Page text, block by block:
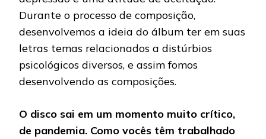
Durante o processo de composição,
desenvolvemos a ideia do álbum ter em suas
letras temas relacionados a distúrbios
psicológicos diversos, e assim fomos
desenvolvendo as composições.
O disco sai em um momento muito crítico,
de pandemia. Como vocês têm trabalhado